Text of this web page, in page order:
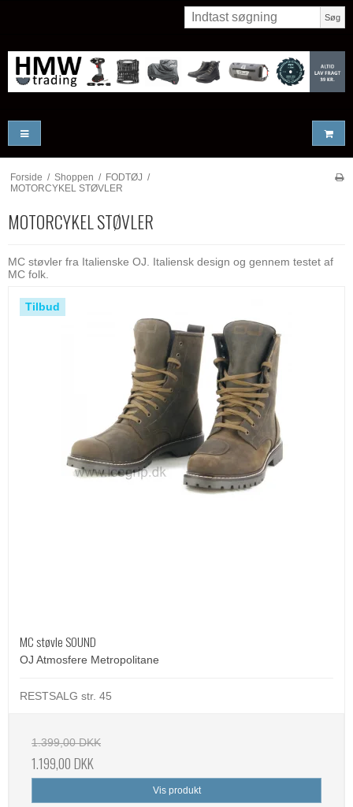
Søg
Forside / Shoppen / FODTØJ /
MOTORCYKEL STØVLER
MOTORCYKEL STØVLER
MC støvler fra Italienske OJ. Italiensk design og gennem testet af
MC folk.
Tilbud
MC støvle SOUND
OJ Atmosfere Metropolitane
RESTSALG str. 45
1.399,00 DKK
1.199,00 DKK
Vis produkt